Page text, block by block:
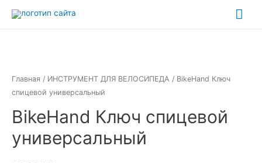
Главная / ИНСТРУМЕНТ ДЛЯ ВЕЛОСИПЕДА / BikeHand Ключ
спицевой универсальный
BikeHand Ключ спицевой
универсальный